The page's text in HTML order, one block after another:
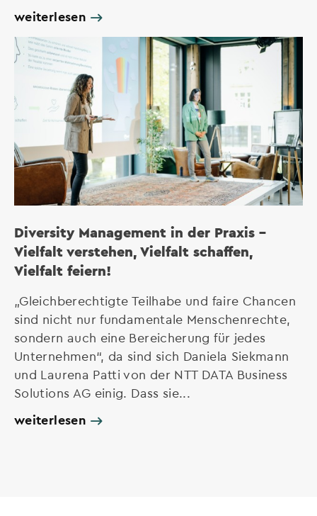
weiterlesen
Diversity Management in der Praxis –
Vielfalt verstehen, Vielfalt schaffen,
Vielfalt feiern!
„Gleichberechtigte Teilhabe und faire Chancen
sind nicht nur fundamentale Menschenrechte,
sondern auch eine Bereicherung für jedes
Unternehmen“, da sind sich Daniela Siekmann
und Laurena Patti von der NTT DATA Business
Solutions AG einig. Dass sie...
weiterlesen